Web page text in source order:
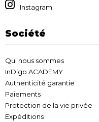
Instagram
Société
Qui nous sommes
InDigo ACADEMY
Authenticité garantie
Paiements
Protection de la vie privée
Expéditions